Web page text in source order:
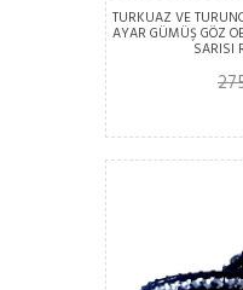
TURKUAZ VE
AYAR GÜMÜŞ GÖZ
SARISI